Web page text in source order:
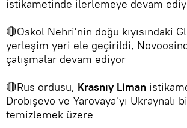
istikametinde ilerlemeye devam
🔴Oskol Nehri'nin doğu kıyısındaki
yerleşim yeri ele geçirildi,
çatışmalar devam ediyor
🔴Rus ordusu, Krasnıy Liman
Drobışevo ve Yarovaya'yı Ukraynalı
temizlemek üzere